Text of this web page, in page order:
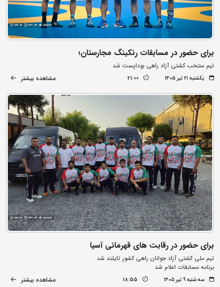
برای حضور در مسابقات رنکینگ مجارستان؛
تیم منتخب کشتی آزاد راهی بوداپست شد
یکشنبه ۲۱ تیر ۱۴۰۵ 21:00 مشاهده بیشتر
برای حضور در رقابت های قهرمانی آسیا
تیم ملی کشتی آزاد جوانان راهی کشور تایلند شد
برنامه مسابقات اعلام شد
سه شنبه ۹ تیر ۱۴۰۵ 18:55 مشاهده بیشتر